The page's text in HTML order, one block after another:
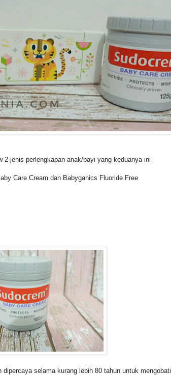
jenis perlengkapan anak/bayi yang keduanya ini
Care Cream dan Babyganics Fluoride Free
selama kurang lebih 80 tahun untuk mengobati